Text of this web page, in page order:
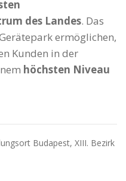
des Landes. Das
ermöglichen,
Kunden in der
höchsten Niveau
Budapest, XIII. Bezirk